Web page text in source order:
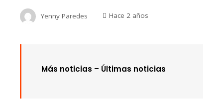
Yenny Paredes Hace 2 años
Más noticias – Últimas noticias